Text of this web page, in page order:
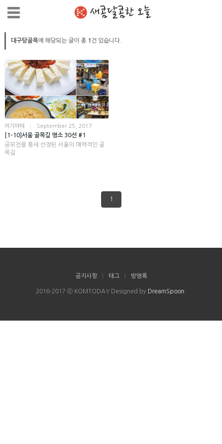
새콤달콤한 오늘
대구탕골목에 해당되는 글이 총 1 건 있습니다.
여기어때 September 25, 2017
[1-10]서울 골목길 명소 30선 #1
공모전을 통새 선정된 서울의 매력적인 골
목길.
1
공지사항 태그 방명록
2016-2017 ⓒ KOMTODAY Designed by DreamSpoon